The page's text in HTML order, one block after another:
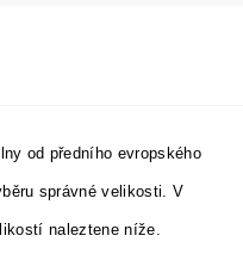
od předního evropského
správné velikosti. V
naleztene níže.